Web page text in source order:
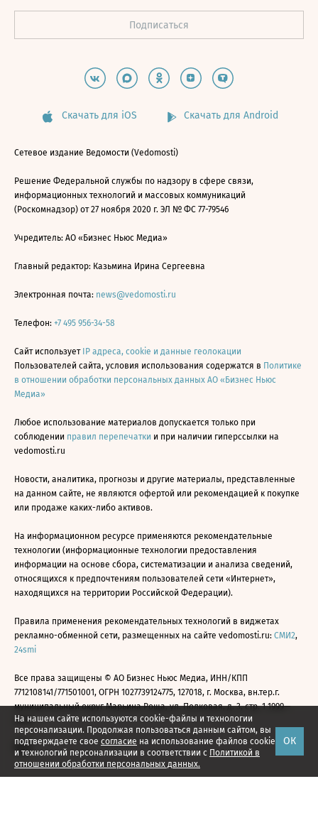
На нашем сайте используются cookie-файлы и технологии
персонализации. Продолжая пользоваться данным сайтом, вы
подтверждаете свое согласие на использование файлов cookie
и технологий персонализации в соответствии с Политикой в
отношении обработки персональных данных.
ОК
Скачать для iOS Скачать для Android
Сетевое издание Ведомости (Vedomosti)
Решение Федеральной службы по надзору в сфере связи,
информационных технологий и массовых коммуникаций
(Роскомнадзор) от 27 ноября 2020 г. ЭЛ № ФС 77-79546
Учредитель: АО «Бизнес Ньюс Медиа»
Главный редактор: Казьмина Ирина Сергеевна
Электронная почта: news@vedomosti.ru
Телефон: +7 495 956-34-58
Сайт использует IP адреса, cookie и данные геолокации
Пользователей сайта, условия использования содержатся в Политике
в отношении обработки персональных данных АО «Бизнес Ньюс
Медиа»
Любое использование материалов допускается только при
соблюдении правил перепечатки и при наличии гиперссылки на
vedomosti.ru
Новости, аналитика, прогнозы и другие материалы, представленные
на данном сайте, не являются офертой или рекомендацией к покупке
или продаже каких-либо активов.
На информационном ресурсе применяются рекомендательные
технологии (информационные технологии предоставления
информации на основе сбора, систематизации и анализа сведений,
относящихся к предпочтениям пользователей сети «Интернет»,
находящихся на территории Российской Федерации).
Правила применения рекомендательных технологий в виджетах
рекламно-обменной сети, размещенных на сайте vedomosti.ru: СМИ2,
24smi
Все права защищены © АО Бизнес Ньюс Медиа, ИНН/КПП
7712108141/771501001, ОГРН 1027739124775, 127018, г. Москва, вн.тер.г.
муниципальный округ Марьина Роща, ул. Полковая, д. 3, стр. 1 1999—
2026